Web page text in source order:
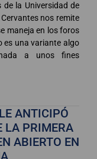
la Universidad de
nos remite
maneja en los foros
es una variante algo
a unos fines
ANTICIPÓ
LA PRIMERA
ABIERTO EN